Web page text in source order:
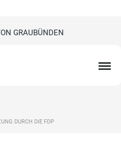
GRAUBÜNDEN
DURCH DIE FDP